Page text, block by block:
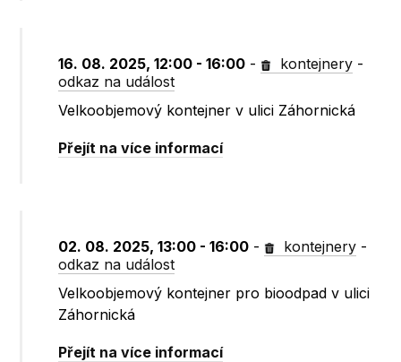
16. 08. 2025, 12:00 - 16:00 - kontejnery -
odkaz na událost
Velkoobjemový kontejner v ulici Záhornická
Přejít na více informací
02. 08. 2025, 13:00 - 16:00 - kontejnery -
odkaz na událost
Velkoobjemový kontejner pro bioodpad v ulici
Záhornická
Přejít na více informací